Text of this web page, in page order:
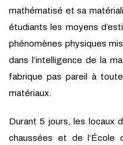
mathématisé et sa
étudiants les moyens
phénomènes physiques
dans l’intelligence de la
fabrique pas pareil à
matériaux.
Durant 5 jours, les locaux
chaussées et de l’École